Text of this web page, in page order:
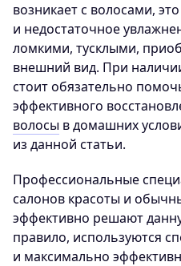
возникает с волосами,
и недостаточное
ломкими, тусклыми,
внешний вид. При
стоит обязательно
эффективного
волосы в домашних
из данной статьи.
Профессиональные
салонов красоты и
эффективно решают
правило, используются
и максимально